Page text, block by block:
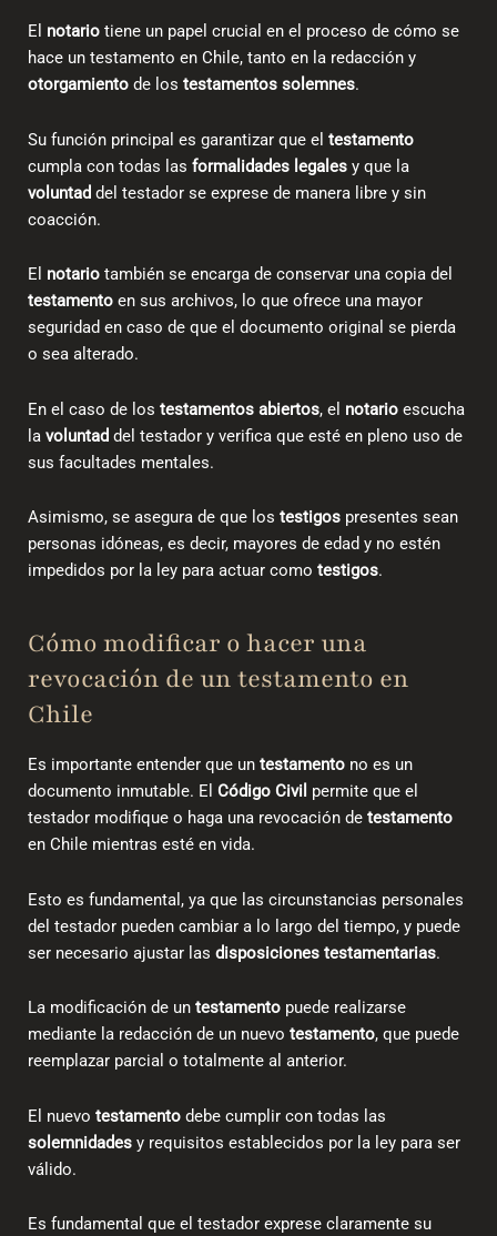
El notario tiene un papel crucial en el proceso de cómo se
hace un testamento en Chile​, tanto en la redacción y
otorgamiento de los testamentos solemnes.
Su función principal es garantizar que el testamento
cumpla con todas las formalidades legales y que la
voluntad del testador se exprese de manera libre y sin
coacción.
El notario también se encarga de conservar una copia del
testamento en sus archivos, lo que ofrece una mayor
seguridad en caso de que el documento original se pierda
o sea alterado.
En el caso de los testamentos abiertos, el notario escucha
la voluntad del testador y verifica que esté en pleno uso de
sus facultades mentales.
Asimismo, se asegura de que los testigos presentes sean
personas idóneas, es decir, mayores de edad y no estén
impedidos por la ley para actuar como testigos.
Cómo modificar o hacer una
revocación de un testamento en
Chile
Es importante entender que un testamento no es un
documento inmutable. El Código Civil permite que el
testador modifique o haga una revocación de testamento
en Chile mientras esté en vida.
Esto es fundamental, ya que las circunstancias personales
del testador pueden cambiar a lo largo del tiempo, y puede
ser necesario ajustar las disposiciones testamentarias.
La modificación de un testamento puede realizarse
mediante la redacción de un nuevo testamento, que puede
reemplazar parcial o totalmente al anterior.
El nuevo testamento debe cumplir con todas las
solemnidades y requisitos establecidos por la ley para ser
válido.
Es fundamental que el testador exprese claramente su